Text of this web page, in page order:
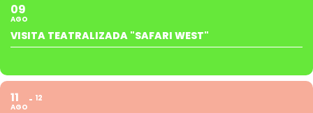
09
AGO
VISITA TEATRALIZADA "SAFARI WEST"
11
AGO
12